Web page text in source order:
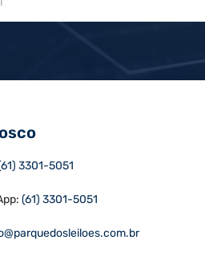
3301-5051
(61) 3301-5051